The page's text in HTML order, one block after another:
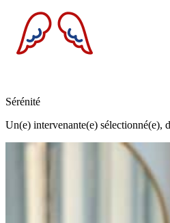
Sérénité
Un(e) intervenante(e) sélectionné(e),